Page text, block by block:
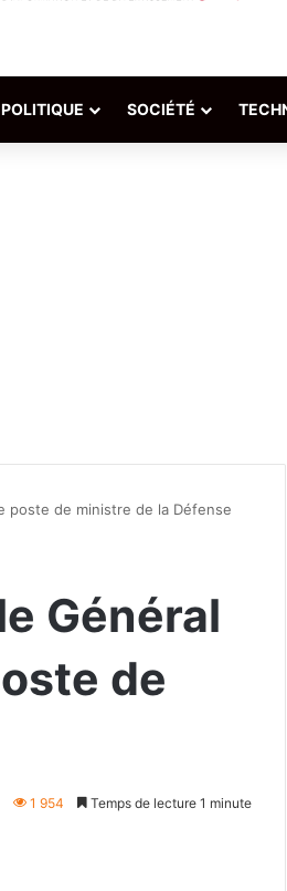
POLITIQUE SOCIÉTÉ
poste de ministre de la Défense
Général
de
1 954 Temps de lecture 1 minute